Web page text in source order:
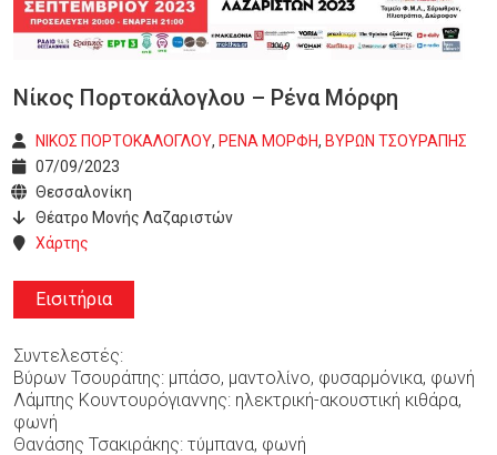
Νίκος Πορτοκάλογλου – Ρένα Μόρφη
ΝΙΚΟΣ ΠΟΡΤΟΚΑΛΟΓΛΟΥ, ΡΕΝΑ ΜΟΡΦΗ, ΒΥΡΩΝ ΤΣΟΥΡΑΠΗΣ
07/09/2023
Θεσσαλονίκη
Θέατρο Μονής Λαζαριστών
Χάρτης
Εισιτήρια
Συντελεστές:
Βύρων Τσουράπης: μπάσο, μαντολίνο, φυσαρμόνικα, φωνή
Λάμπης Κουντουρόγιαννης: ηλεκτρική-ακουστική κιθάρα,
φωνή
Θανάσης Τσακιράκης: τύμπανα, φωνή